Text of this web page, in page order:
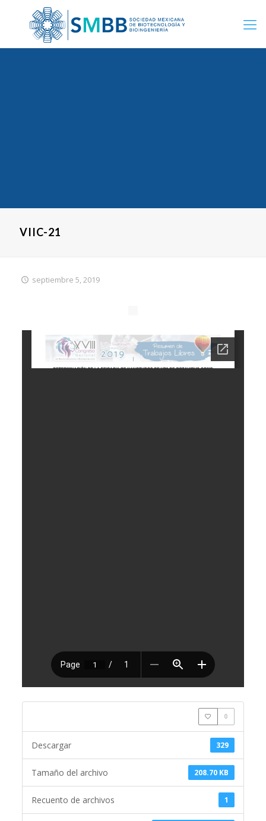
VIIC-21
septiembre 5, 2019
0
329
Descargar
208.70 KB
Tamaño del archivo
1
Recuento de archivos